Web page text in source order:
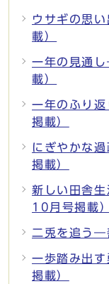
ウサギの思
載）
一年の見通
載）
一年のふり
掲載）
にぎやかな
掲載）
新しい田舎
10月号掲載）
二兎を追う―
一歩踏み出
掲載）